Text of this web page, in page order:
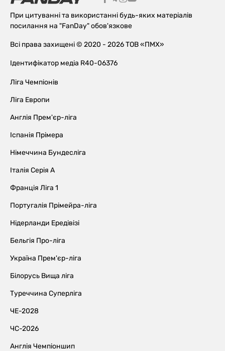
При цитуванні та використанні будь-яких матеріалів
посилання на "FanDay" обов'язкове
Всі права захищені © 2020 - 2026 ТОВ «ПМХ»
Ідентифікатор медіа R40-06376
Ліга Чемпіонів
Ліга Европи
Англія Прем'єр-ліга
Іспанія Прімера
Німеччина Бундесліга
Італія Серія А
Франція Ліга 1
Португалія Прімейра-ліга
Нідерланди Ередівізі
Бельгія Про-ліга
Україна Прем'єр-ліга
Білорусь Вища ліга
Туреччина Суперліга
ЧЕ-2028
ЧС-2026
Англія Чемпіоншип